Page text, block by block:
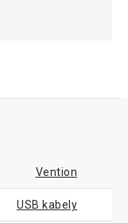
Vention
USB kabely